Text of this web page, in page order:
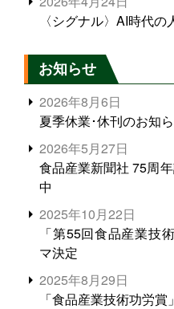
〈シグナル〉AI時代の
お知らせ
2026年8月6日
夏季休業･休刊のお知
2026年5月27日
食品産業新聞社 75周
中
2025年10月22日
「第55回食品産業技
マ決定
2025年8月29日
「食品産業技術功労